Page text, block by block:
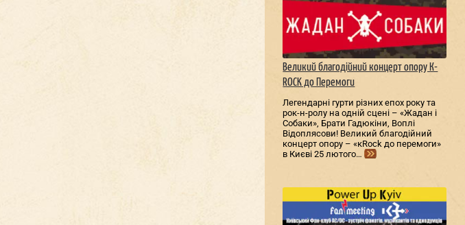
Великий благодійний концерт опору К-
ROCK до Перемоги
Легендарні гурти різних епох року та
рок-н-ролу на одній сцені – «Жадан і
Собаки», Брати Гадюкіни, Воплі
Відоплясови! Великий благодійний
концерт опору – «кRock до перемоги»
в Києві 25 лютого…